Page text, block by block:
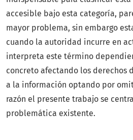
accesible bajo esta categoría,
mayor problema, sin embargo
cuando la autoridad incurre en
interpreta este término
concreto afectando los derechos
a la información optando por
razón el presente trabajo se
problemática existente.